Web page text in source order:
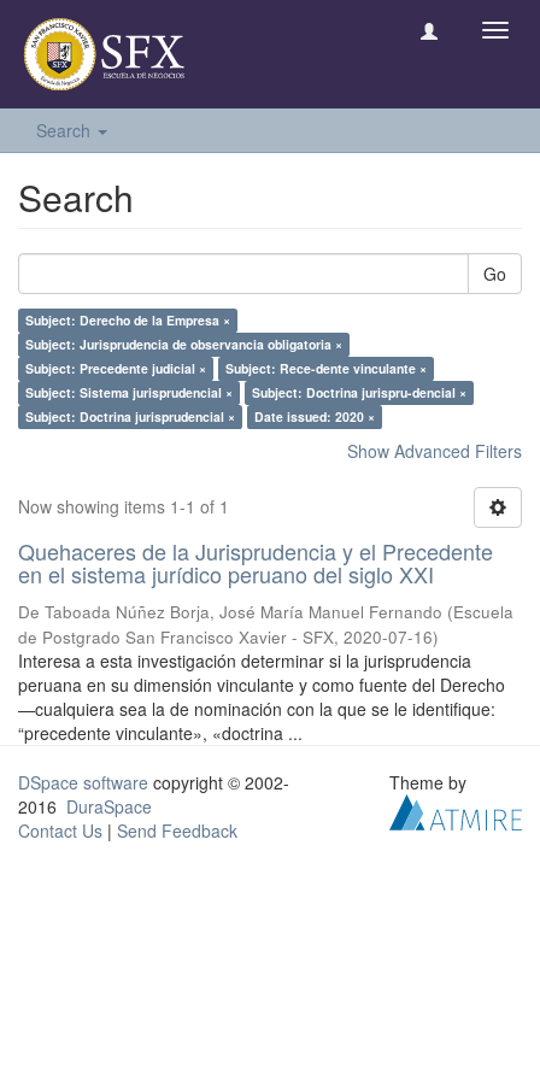
Search
Search
Go
Subject: Derecho de la Empresa ×
Subject: Jurisprudencia de observancia obligatoria ×
Subject: Precedente judicial ×
Subject: Rece-dente vinculante ×
Subject: Sistema jurisprudencial ×
Subject: Doctrina jurispru-dencial ×
Subject: Doctrina jurisprudencial ×
Date issued: 2020 ×
Show Advanced Filters
Now showing items 1-1 of 1
Quehaceres de la Jurisprudencia y el Precedente
en el sistema jurídico peruano del siglo XXI
De Taboada Núñez Borja, José María Manuel Fernando (Escuela
de Postgrado San Francisco Xavier - SFX, 2020-07-16)
Interesa a esta investigación determinar si la jurisprudencia
peruana en su dimensión vinculante y como fuente del Derecho
—cualquiera sea la de nominación con la que se le identifique:
“precedente vinculante», «doctrina ...
DSpace software copyright © 2002-
2016 DuraSpace
Contact Us | Send Feedback
Theme by